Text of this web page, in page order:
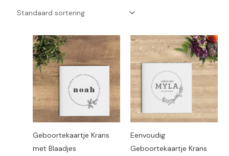
Geboortekaartje Krans
met Blaadjes
Eenvoudig
Geboortekaartje Krans